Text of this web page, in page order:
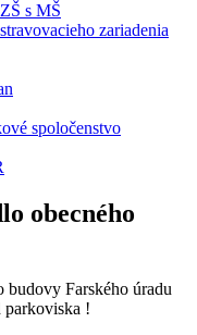
s MŠ
zariadenia
spoločenstvo
obecného
budovy Farského úradu
parkoviska !